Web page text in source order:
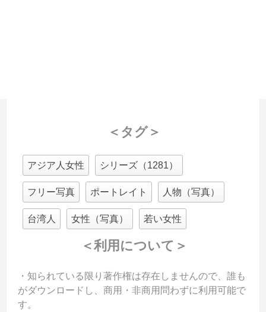
＜タグ＞
アジア人女性 シリーズ（1281）
フリー写真 ポートレイト 人物（写真）
台湾人 女性（写真） 若い女性
＜利用について＞
・知られている限り著作権は存在しませんので、誰も
がダウンロードし、商用・非商用問わずに利用可能で
す。